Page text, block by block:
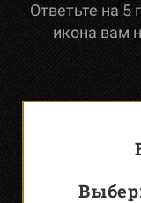
Ответьте на 5
икона вам